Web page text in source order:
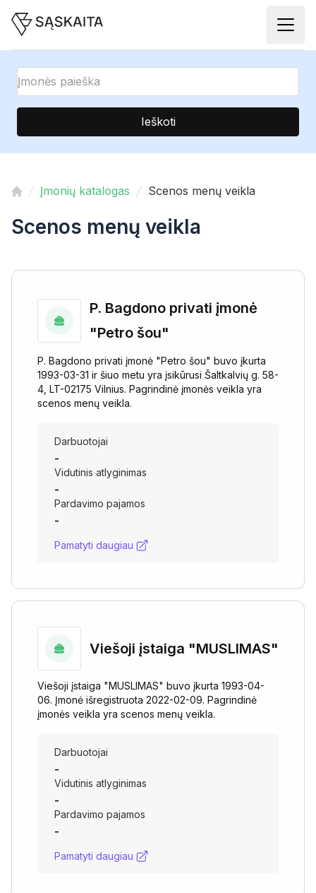
Ieškoti
Įmonių katalogas Scenos menų veikla
Scenos menų veikla
P. Bagdono privati įmonė
"Petro šou"
P. Bagdono privati įmonė "Petro šou" buvo įkurta
1993-03-31 ir šiuo metu yra įsikūrusi Šaltkalvių g. 58-
4, LT-02175 Vilnius. Pagrindinė įmonės veikla yra
scenos menų veikla.
Darbuotojai
-
Vidutinis atlyginimas
-
Pardavimo pajamos
-
Pamatyti daugiau
Viešoji įstaiga "MUSLIMAS"
Viešoji įstaiga "MUSLIMAS" buvo įkurta 1993-04-
06. Įmonė išregistruota 2022-02-09. Pagrindinė
įmonės veikla yra scenos menų veikla.
Darbuotojai
-
Vidutinis atlyginimas
-
Pardavimo pajamos
-
Pamatyti daugiau